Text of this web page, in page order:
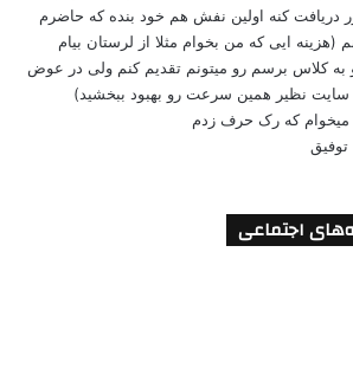
دریافت کنه اولین نفش هم خود بنده که حاضرم
(هزینه ایی که من بخوام مثلا از لرستان بیام
به کلاس برسم رو میتونم تقدیم کنم ولی در عوض
نظیر همین سرعت رو بهبود ببخشید)
که رک حرف زدم
اجتماعی